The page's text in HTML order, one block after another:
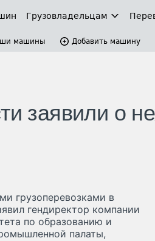
Грузовладельцам
машины Добавить машину
заявили о
грузоперевозками в
гендиректор компании
по образованию и
палаты,